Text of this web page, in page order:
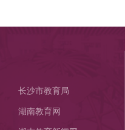
长沙市教育局
湖南教育网